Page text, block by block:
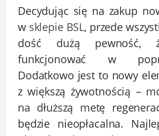
Decydując się na zakup
w sklepie BSL, przede
dość dużą pewność,
funkcjonować w
Dodatkowo jest to nowy
z większą żywotnością –
na dłuższą metę
będzie nieopłacalna.